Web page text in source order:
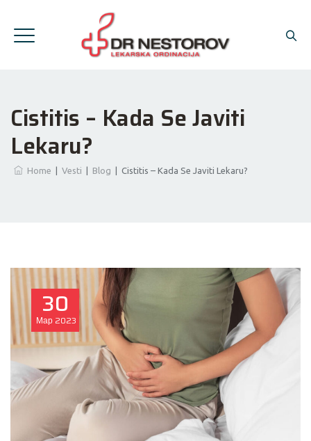
Cistitis – Kada Se Javiti
Lekaru?
Home Vesti Blog Cistitis – Kada Se Javiti Lekaru?
30
Мар 2023